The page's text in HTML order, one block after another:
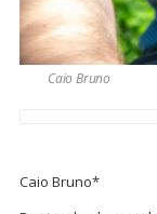
Caio Bruno
Caio Bruno*